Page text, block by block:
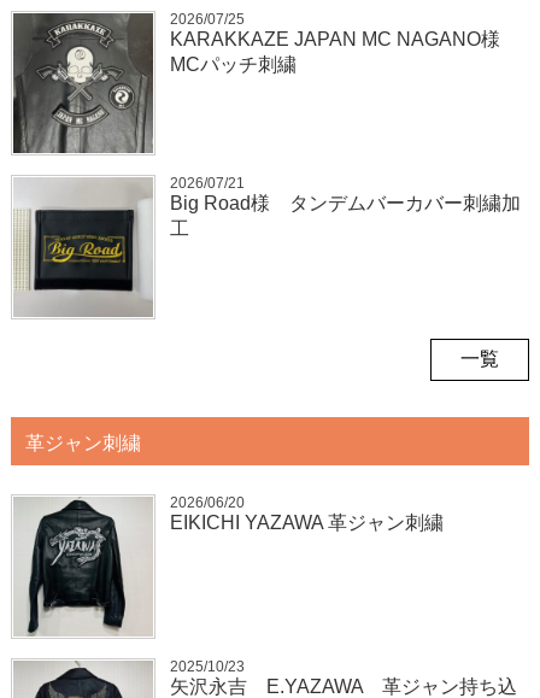
2026/07/25
KARAKKAZE JAPAN MC NAGANO様
MCパッチ刺繍
2026/07/21
Big Road様 タンデムバーカバー刺繍加
工
一覧
革ジャン刺繍
2026/06/20
EIKICHI YAZAWA 革ジャン刺繍
2025/10/23
矢沢永吉 E.YAZAWA 革ジャン持ち込